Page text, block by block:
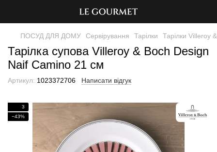
ПОСУД ДЛЯ ДОМУ Сервірування Тарілки Тарілки Villeroy
Тарілка супова Villeroy & Boch Design
Naif Camino 21 см
Артикул: 1023372706 Написати відгук
3
−43%